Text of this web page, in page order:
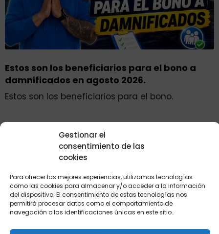
Gestionar el
consentimiento de las
cookies
Para ofrecer las mejores experiencias, utilizamos tecnologías
como las cookies para almacenar y/o acceder a la información
del dispositivo. El consentimiento de estas tecnologías nos
permitirá procesar datos como el comportamiento de
navegación o las identificaciones únicas en este sitio..
Estos son los beneficiarios para el bono a
damnificados en agosto 2026.
Estos son los beneficiarios para el bono.